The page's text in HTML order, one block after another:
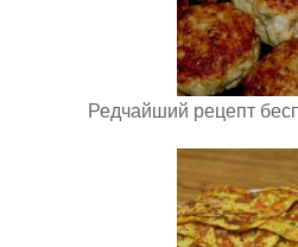
Редчайший рецепт